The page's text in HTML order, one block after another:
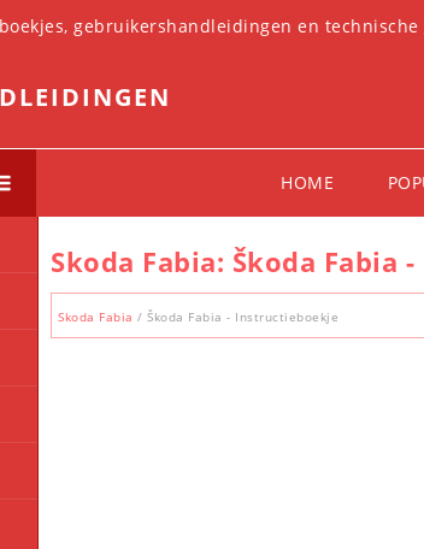
gebruikershandleidingen en technische
HOME
Skoda Fabia: Škoda Fabia
Skoda Fabia / Škoda Fabia - Instructieboekje